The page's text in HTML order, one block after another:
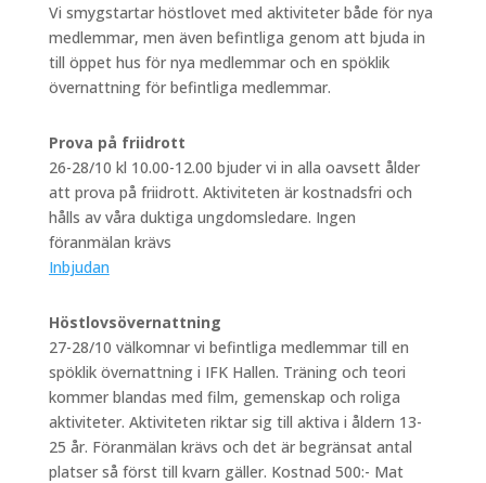
Vi smygstartar höstlovet med aktiviteter både för nya
medlemmar, men även befintliga genom att bjuda in
till öppet hus för nya medlemmar och en spöklik
övernattning för befintliga medlemmar.
Prova på friidrott
26-28/10 kl 10.00-12.00 bjuder vi in alla oavsett ålder
att prova på friidrott. Aktiviteten är kostnadsfri och
hålls av våra duktiga ungdomsledare. Ingen
föranmälan krävs
Inbjudan
Höstlovsövernattning
27-28/10 välkomnar vi befintliga medlemmar till en
spöklik övernattning i IFK Hallen. Träning och teori
kommer blandas med film, gemenskap och roliga
aktiviteter. Aktiviteten riktar sig till aktiva i åldern 13-
25 år. Föranmälan krävs och det är begränsat antal
platser så först till kvarn gäller. Kostnad 500:- Mat